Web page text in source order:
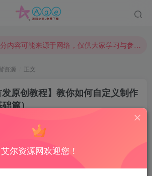
专属折扣，详情点击此条公告。
本网站的文章部分内容可能来源于网络，仅供大家学习与参考，如有侵权，请联系站长QQ466107887进行删除处理。
资源 正文
原创教程】教你如何自定义制作
篇）
得600积分！所有资源可以使用
艾尔资源网欢迎您！